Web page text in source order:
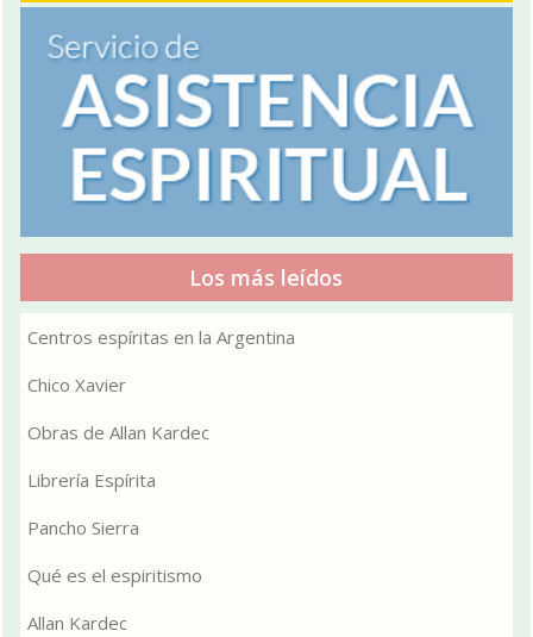
Los más leídos
Centros espíritas en la Argentina
Chico Xavier
Obras de Allan Kardec
Librería Espírita
Pancho Sierra
Qué es el espiritismo
Allan Kardec